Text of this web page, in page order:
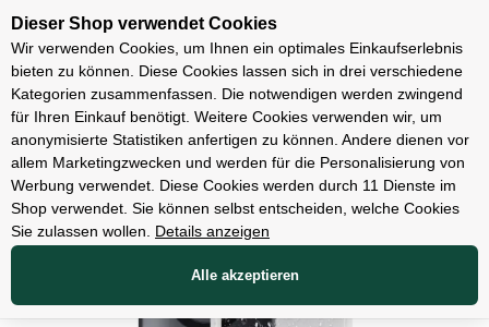
Unsere Filialen
Zubehör
Dieser Shop verwendet Cookies
Wir verwenden Cookies, um Ihnen ein optimales Einkaufserlebnis
bieten zu können. Diese Cookies lassen sich in drei verschiedene
Kategorien zusammenfassen. Die notwendigen werden zwingend
für Ihren Einkauf benötigt. Weitere Cookies verwenden wir, um
anonymisierte Statistiken anfertigen zu können. Andere dienen vor
allem Marketingzwecken und werden für die Personalisierung von
Werbung verwendet. Diese Cookies werden durch 11 Dienste im
Shop verwendet. Sie können selbst entscheiden, welche Cookies
Sie zulassen wollen.
Details anzeigen
Alle akzeptieren